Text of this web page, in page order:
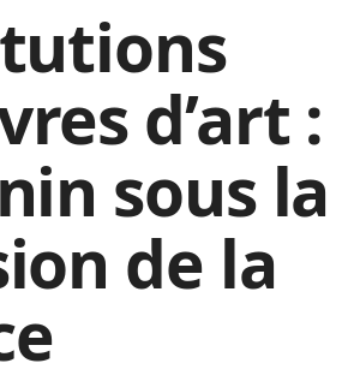
d’art :
sous la
de la